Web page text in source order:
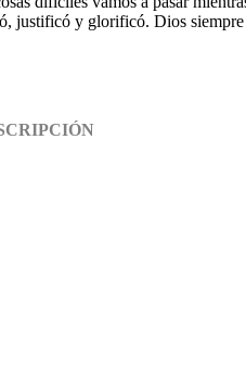
justificó y glorificó. Dios